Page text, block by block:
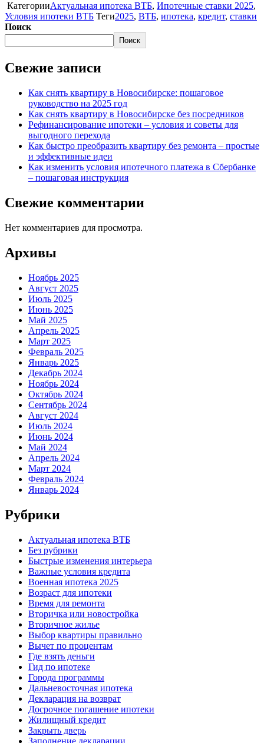
КатегорииАктуальная ипотека ВТБ, Ипотечные ставки 2025,
Условия ипотеки ВТБ Теги2025, ВТБ, ипотека, кредит, ставки
Поиск
Поиск
Свежие записи
Как снять квартиру в Новосибирске: пошаговое
руководство на 2025 год
Как снять квартиру в Новосибирске без посредников
Рефинансирование ипотеки – условия и советы для
выгодного перехода
Как быстро преобразить квартиру без ремонта – простые
и эффективные идеи
Как изменить условия ипотечного платежа в Сбербанке
– пошаговая инструкция
Свежие комментарии
Нет комментариев для просмотра.
Архивы
Ноябрь 2025
Август 2025
Июль 2025
Июнь 2025
Май 2025
Апрель 2025
Март 2025
Февраль 2025
Январь 2025
Декабрь 2024
Ноябрь 2024
Октябрь 2024
Сентябрь 2024
Август 2024
Июль 2024
Июнь 2024
Май 2024
Апрель 2024
Март 2024
Февраль 2024
Январь 2024
Рубрики
Актуальная ипотека ВТБ
Без рубрики
Быстрые изменения интерьера
Важные условия кредита
Военная ипотека 2025
Возраст для ипотеки
Время для ремонта
Вторичка или новостройка
Вторичное жилье
Выбор квартиры правильно
Вычет по процентам
Где взять деньги
Гид по ипотеке
Города программы
Дальневосточная ипотека
Декларация на возврат
Досрочное погашение ипотеки
Жилищный кредит
Закрыть дверь
Заполнение декларации